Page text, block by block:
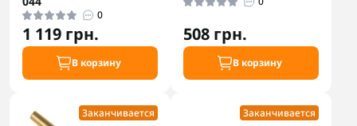
0
1 119 грн.
В корзину
508 грн.
В корзину
Заканчивается Заканчивается